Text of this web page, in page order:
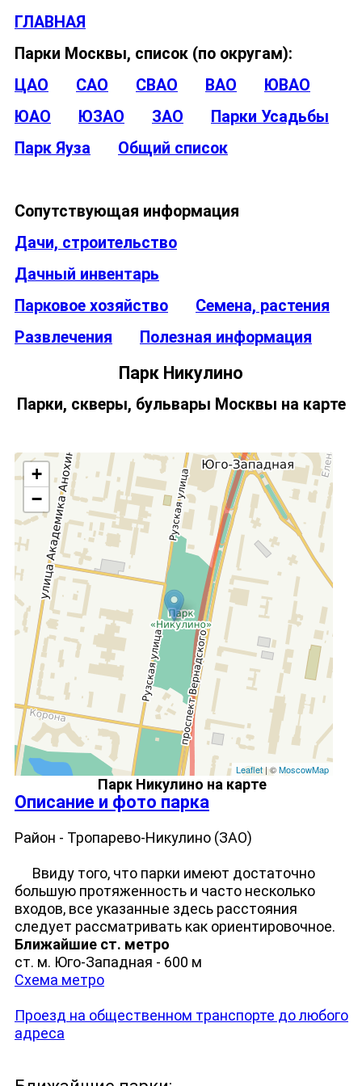
ГЛАВНАЯ
Парки Москвы, список (по округам):
ЦАО
САО СВАО ВАО
ЮВАО
ЮАО
ЮЗАО ЗАО
Парки Усадьбы
Парк Яуза
Общий список
Сопутствующая информация
Дачи, строительство
Дачный инвентарь
Парковое хозяйство
Семена, растения
Развлечения
Полезная информация
Парк Никулино
Парки, скверы, бульвары Москвы на карте
+
−
Leaflet| ©MoscowMap
Парк Никулино на карте
Описание и фото парка
Район - Тропарево-Никулино (ЗАО)
Ввиду того, что парки имеют достаточно
большую протяженность и часто несколько
входов, все указанные здесь расстояния
следует рассматривать как ориентировочное.
Ближайшие ст. метро
ст. м. Юго-Западная - 600 м
Схема метро
Проезд на общественном транспорте до любого
адреса